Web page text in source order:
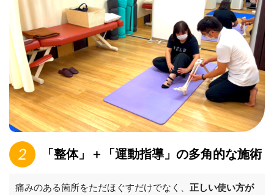
「整体」＋「運動指導」の多角的な施術
痛みのある箇所をただほぐすだけでなく、 正しい使い方が